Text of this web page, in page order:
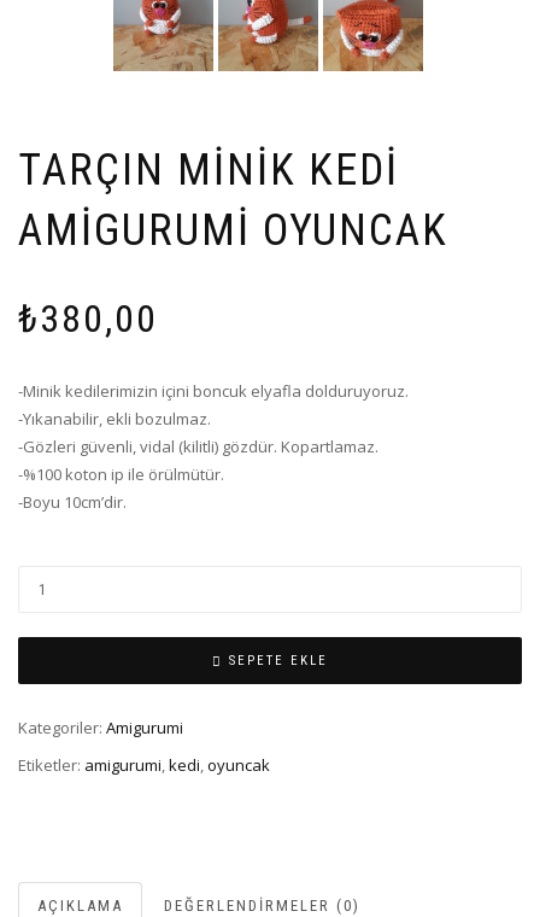
TARÇIN MINIK KEDI
AMIGURUMI OYUNCAK
₺380,00
-Minik kedilerimizin içini boncuk elyafla dolduruyoruz.
-Yıkanabilir, ekli bozulmaz.
-Gözleri güvenli, vidal (kilitli) gözdür. Kopartlamaz.
-%100 koton ip ile örülmütür.
-Boyu 10cm’dir.
SEPETE EKLE
Kategoriler: Amigurumi
Etiketler: amigurumi,kedi,oyuncak
AÇIKLAMA DEĞERLENDIRMELER (0)